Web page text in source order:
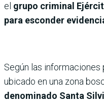
el grupo criminal
para esconder
Según las informaciones
ubicado en una zona
denominado Santa